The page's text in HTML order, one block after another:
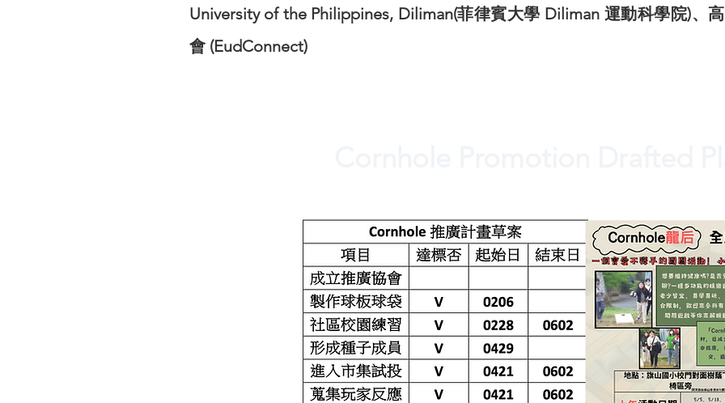
University of the Philippines, Diliman(菲律賓大學 Diliman 運動科學院)、
會 (EudConnect)